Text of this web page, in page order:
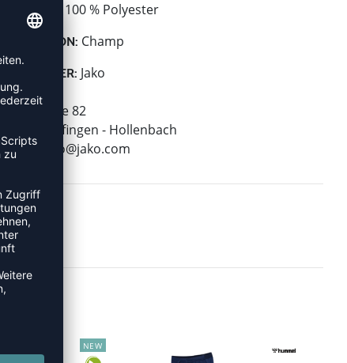
MATERIAL: 100 % Polyester
KOLLEKTION: Champ
HERSTELLER: Jako
Jako AG
Amtstrasse 82
74673 Mulfingen - Hollenbach
E-Mail:
info@jako.com
NEW